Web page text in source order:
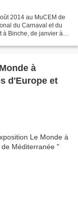
2014 au MuCEM de
du Carnaval et du
à Binche, de janvier à